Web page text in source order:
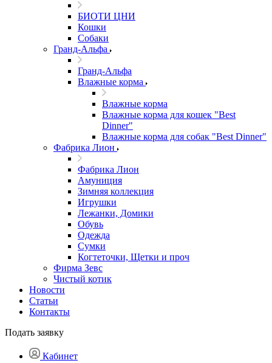
БИОТИ ЦНИ
Кошки
Собаки
Гранд-Альфа
Гранд-Альфа
Влажные корма
Влажные корма
Влажные корма для кошек "Best
Dinner"
Влажные корма для собак "Best Dinner"
Фабрика Лион
Фабрика Лион
Амуниция
Зимняя коллекция
Игрушки
Лежанки, Домики
Обувь
Одежда
Сумки
Когтеточки, Щетки и проч
Фирма Зевс
Чистый котик
Новости
Статьи
Контакты
Подать заявку
Кабинет